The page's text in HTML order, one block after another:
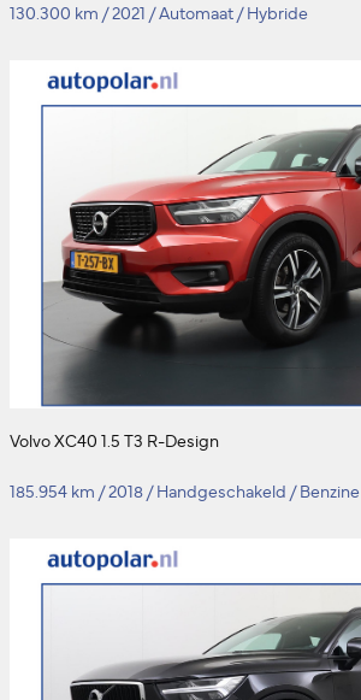
130.300 km /2021 /Automaat /Hybride
Volvo XC40 1.5 T3 R-Design
185.954 km /2018 /Handgeschakeld /Benzine